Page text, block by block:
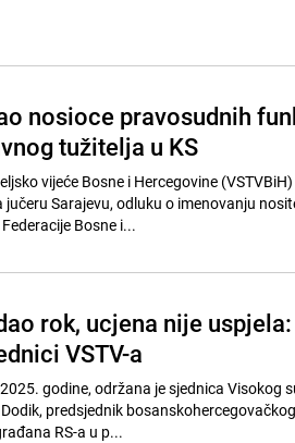
nosioce pravosudnih
tužitelja u KS
vijeće Bosne i Hercegovine
jučeru Sarajevu, odluku o imenovanju
Bosne i...
rok, ucjena nije
VSTV-a
godine, održana je sjednica Visokog
predsjednik
RS-a u p...